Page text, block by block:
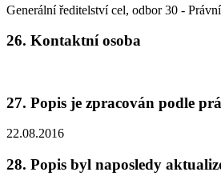
Generální ředitelství cel, odbor 30 - Právní
26. Kontaktní osoba
27. Popis je zpracován podle
22.08.2016
28. Popis byl naposledy